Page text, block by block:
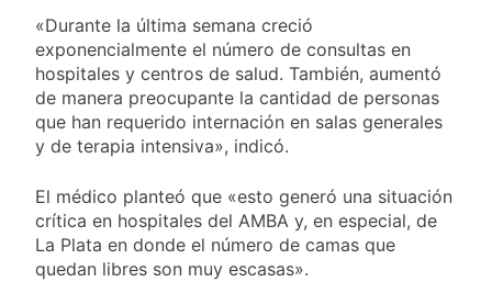
«Durante la última semana creció
exponencialmente el número de consultas en
hospitales y centros de salud. También, aumentó
de manera preocupante la cantidad de personas
que han requerido internación en salas generales
y de terapia intensiva», indicó.
El médico planteó que «esto generó una situación
crítica en hospitales del AMBA y, en especial, de
La Plata en donde el número de camas que
quedan libres son muy escasas».